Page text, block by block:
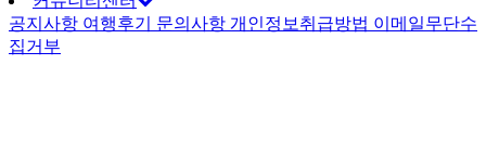
공지사항 여행후기 문의사항 개인정보취급방법 이메일무단수
집거부